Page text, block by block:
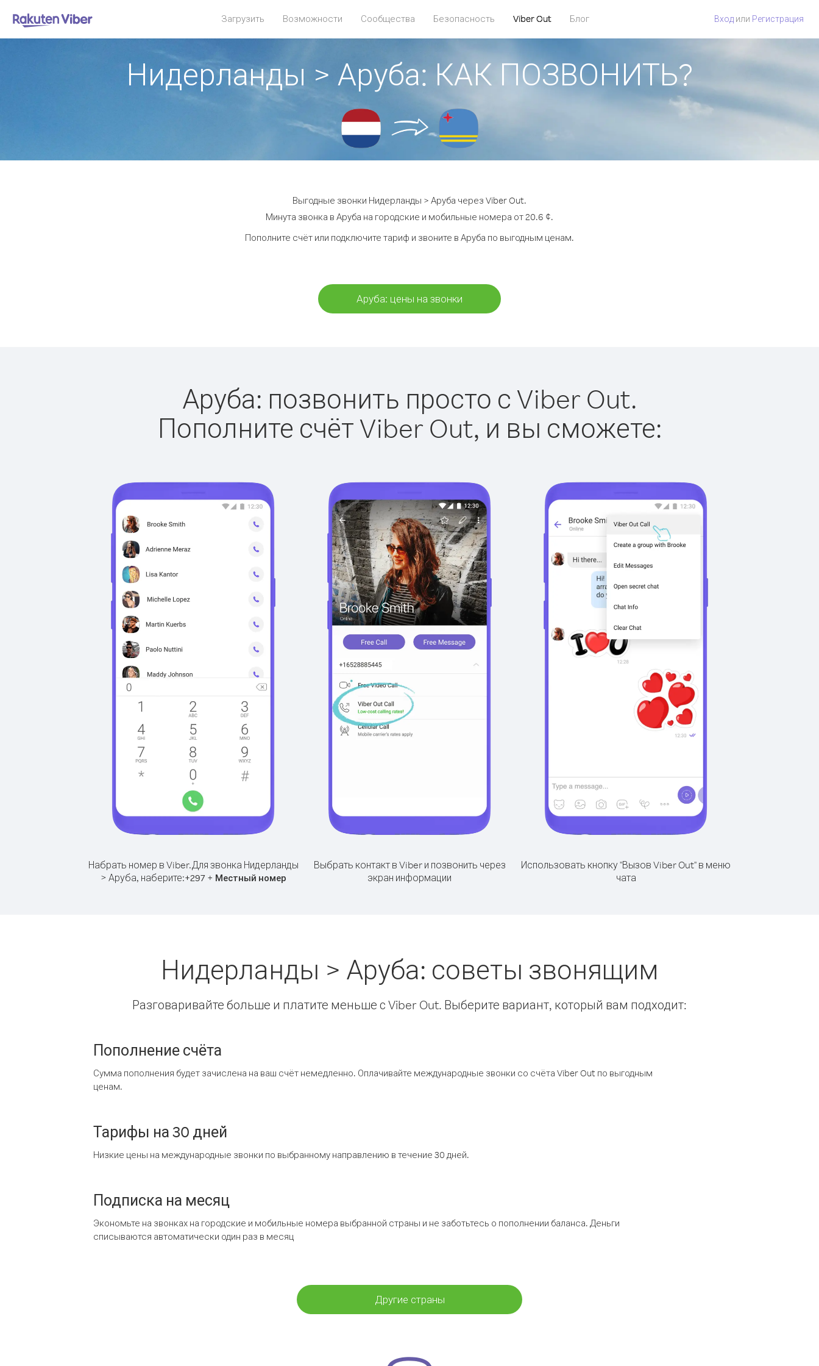
Загрузить Возможности Сообщества Безопасность Viber Out Блог Вход или Регистрация
Нидерланды > Аруба: КАК ПОЗВОНИТЬ?
Выгодные звонки Нидерланды > Аруба через Viber Out.
Минута звонка в Аруба на городские и мобильные номера от 20.6 ¢.
Пополните счёт или подключите тариф и звоните в Аруба по выгодным ценам.
Аруба: цены на звонки
Аруба: позвонить просто с Viber Out.
Пополните счёт Viber Out, и вы сможете:
Набрать номер в Viber.Для звонка Нидерланды
> Аруба, наберите:+297+ Местный номер
Выбрать контакт в Viber и позвонить через
экран информации
Использовать кнопку "Вызов Viber Out" в меню
чата
Нидерланды > Аруба: советы звонящим
Разговаривайте больше и платите меньше с Viber Out. Выберите вариант, который вам подходит:
Пополнение счёта
Сумма пополнения будет зачислена на ваш счёт немедленно. Оплачивайте международные звонки со счёта Viber Out по выгодным
ценам.
Тарифы на 30 дней
Низкие цены на международные звонки по выбранному направлению в течение 30 дней.
Подписка на месяц
Экономьте на звонках на городские и мобильные номера выбранной страны и не заботьтесь о пополнении баланса. Деньги
списываются автоматически один раз в месяц
Другие страны